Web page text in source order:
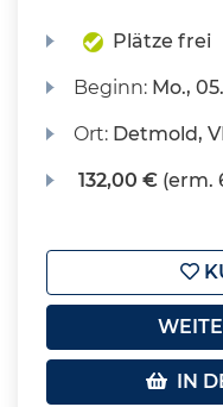
Plätze frei
Beginn: Mo.,
Ort: Detmold,
132,00 € (erm.
IN